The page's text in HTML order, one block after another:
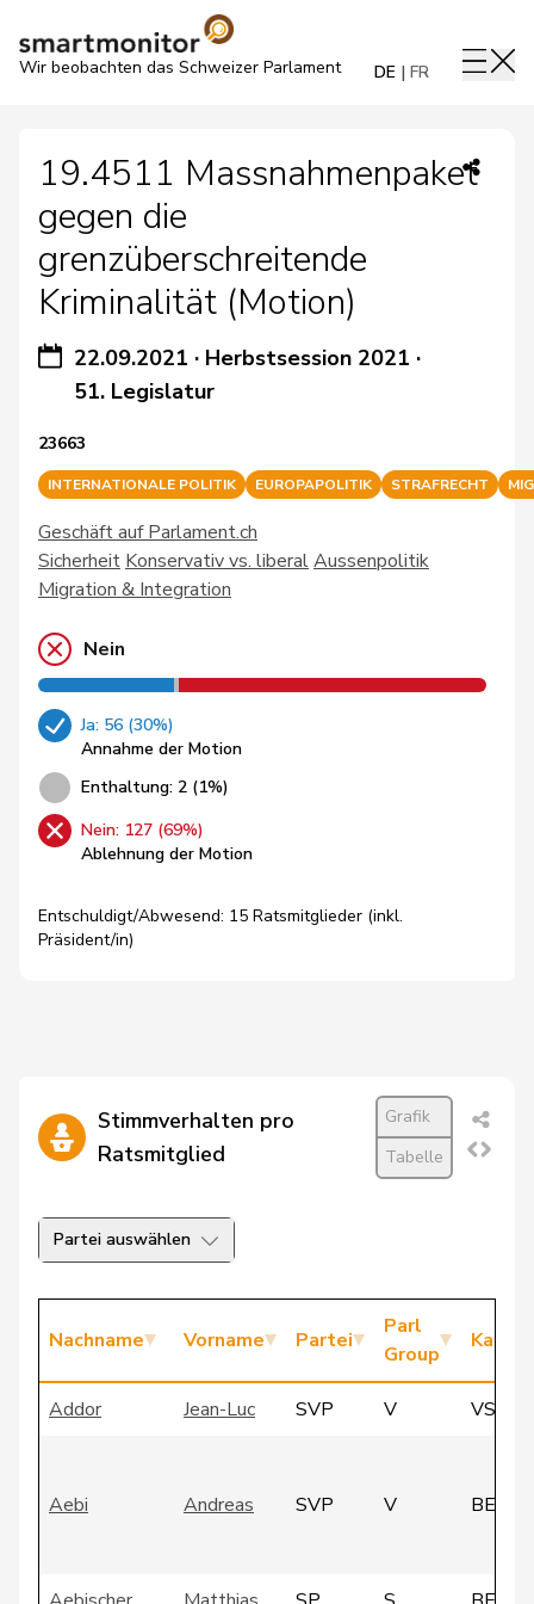
Wir beobachten das Schweizer Parlament DE FR
19.4511 Massnahmenpaket
gegen die
grenzüberschreitende
Kriminalität (Motion)
22.09.2021 · Herbstsession 2021 ·
51. Legislatur
23663
INTERNATIONALE POLITIK EUROPAPOLITIK STRAFRECHT
Geschäft auf Parlament.ch
Sicherheit Konservativ vs. liberalAussenpolitik
Migration & Integration
Nein
Ja: 56 (30%)
Annahme der Motion
Enthaltung: 2 (1%)
Nein: 127 (69%)
Ablehnung der Motion
Entschuldigt/Abwesend: 15 Ratsmitglieder (inkl.
Präsident/in)
Stimmverhalten pro
Ratsmitglied
Grafik
Tabelle
Partei auswählen
Nachname Vorname Partei
Parl
Group
Addor Jean-Luc SVP V VS
Aebi Andreas SVP V BE